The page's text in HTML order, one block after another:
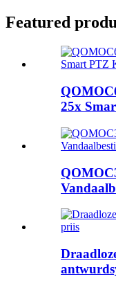
Featured
25x